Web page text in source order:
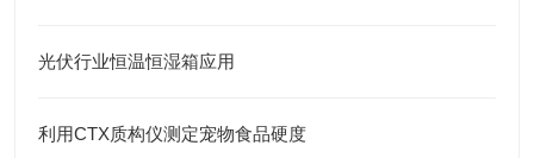
光伏行业恒温恒湿箱应用
利用CTX质构仪测定宠物食品硬度